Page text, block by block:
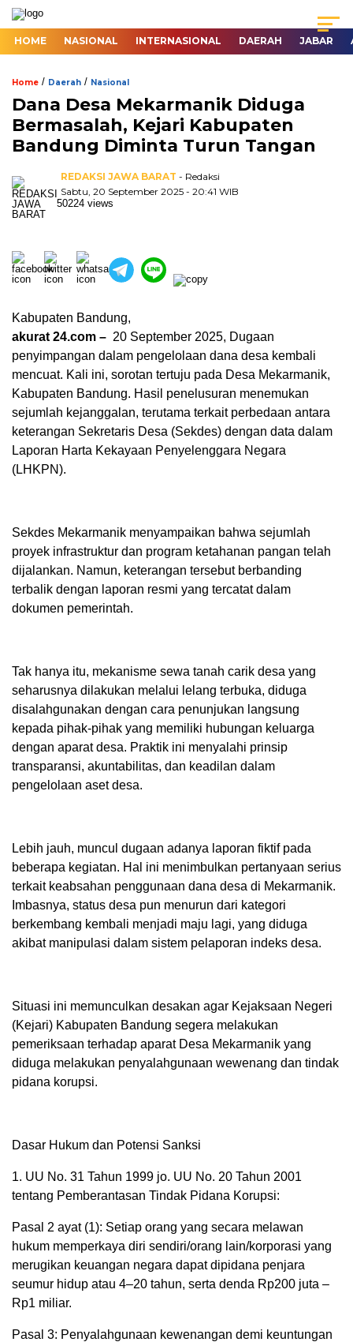
HOME NASIONAL INTERNASIONAL DAERAH JABAR
Home / Daerah / Nasional
Dana Desa Mekarmanik Diduga
Bermasalah, Kejari Kabupaten
Bandung Diminta Turun Tangan
REDAKSI JAWA BARAT - Redaksi
Sabtu, 20 September 2025 - 20:41 WIB
50224 views
Kabupaten Bandung,
akurat 24.com – 20 September 2025, Dugaan
penyimpangan dalam pengelolaan dana desa kembali
mencuat. Kali ini, sorotan tertuju pada Desa Mekarmanik,
Kabupaten Bandung. Hasil penelusuran menemukan
sejumlah kejanggalan, terutama terkait perbedaan antara
keterangan Sekretaris Desa (Sekdes) dengan data dalam
Laporan Harta Kekayaan Penyelenggara Negara
(LHKPN).
Sekdes Mekarmanik menyampaikan bahwa sejumlah
proyek infrastruktur dan program ketahanan pangan telah
dijalankan. Namun, keterangan tersebut berbanding
terbalik dengan laporan resmi yang tercatat dalam
dokumen pemerintah.
Tak hanya itu, mekanisme sewa tanah carik desa yang
seharusnya dilakukan melalui lelang terbuka, diduga
disalahgunakan dengan cara penunjukan langsung
kepada pihak-pihak yang memiliki hubungan keluarga
dengan aparat desa. Praktik ini menyalahi prinsip
transparansi, akuntabilitas, dan keadilan dalam
pengelolaan aset desa.
Lebih jauh, muncul dugaan adanya laporan fiktif pada
beberapa kegiatan. Hal ini menimbulkan pertanyaan serius
terkait keabsahan penggunaan dana desa di Mekarmanik.
Imbasnya, status desa pun menurun dari kategori
berkembang kembali menjadi maju lagi, yang diduga
akibat manipulasi dalam sistem pelaporan indeks desa.
Situasi ini memunculkan desakan agar Kejaksaan Negeri
(Kejari) Kabupaten Bandung segera melakukan
pemeriksaan terhadap aparat Desa Mekarmanik yang
diduga melakukan penyalahgunaan wewenang dan tindak
pidana korupsi.
Dasar Hukum dan Potensi Sanksi
1. UU No. 31 Tahun 1999 jo. UU No. 20 Tahun 2001
tentang Pemberantasan Tindak Pidana Korupsi:
Pasal 2 ayat (1): Setiap orang yang secara melawan
hukum memperkaya diri sendiri/orang lain/korporasi yang
merugikan keuangan negara dapat dipidana penjara
seumur hidup atau 4–20 tahun, serta denda Rp200 juta –
Rp1 miliar.
Pasal 3: Penyalahgunaan kewenangan demi keuntungan